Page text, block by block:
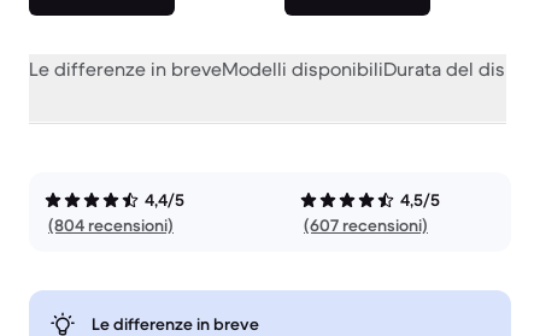
Le differenze in breveModelli disponibiliDurata del
4,4/5
(804 recensioni)
4,5/5
(607 recensioni)
Le differenze in breve